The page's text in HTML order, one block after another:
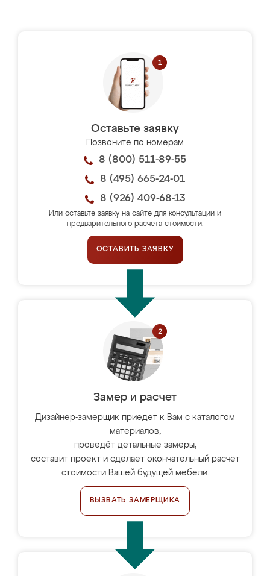
Оставьте заявку
Позвоните по номерам
8 (800) 511-89-55
8 (495) 665-24-01
8 (926) 409-68-13
Или оставьте заявку на сайте для консультации и
предварительного расчёта стоимости.
ОСТАВИТЬ ЗАЯВКУ
Замер и расчет
Дизайнер-замерщик приедет к Вам с каталогом
материалов,
проведёт детальные замеры,
составит проект и сделает окончательный расчёт
стоимости Вашей будущей мебели.
ВЫЗВАТЬ ЗАМЕРЩИКА